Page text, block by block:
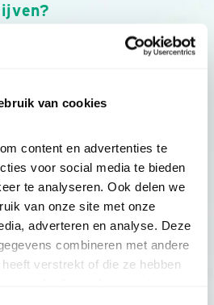
van cookies
content en advertenties te
voor social media te bieden
te analyseren. Ook delen we
van onze site met onze
adverteren en analyse. Deze
combineren met andere
verstrekt of die ze hebben
nieuws, inspiratie, acties en tips
van Vogelbescherming.